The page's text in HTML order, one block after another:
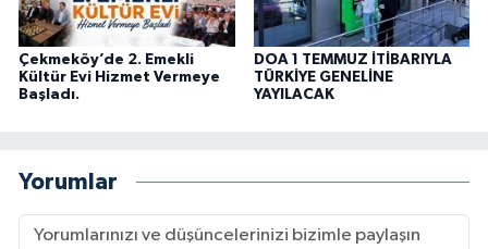
Çekmeköy’de 2. Emekli
Kültür Evi Hizmet Vermeye
Başladı.
DOA 1 TEMMUZ İTİBARIYLA
TÜRKİYE GENELİNE
YAYILACAK
Yorumlar